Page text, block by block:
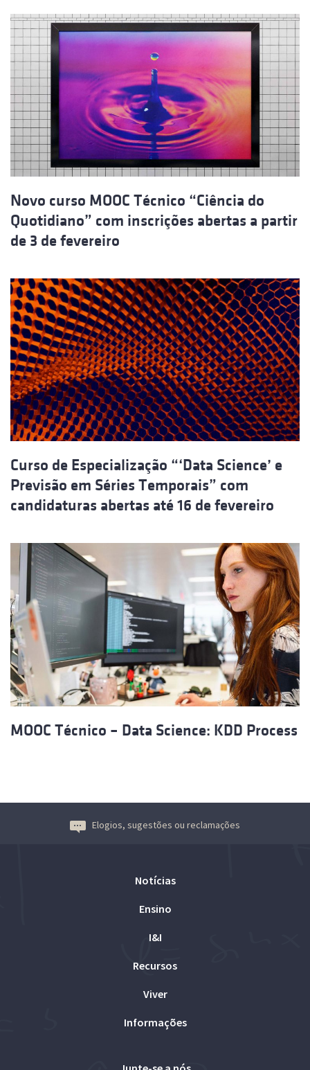
Novo curso MOOC Técnico “Ciência do
Quotidiano” com inscrições abertas a partir
de 3 de fevereiro
Curso de Especialização “‘Data Science’ e
Previsão em Séries Temporais” com
candidaturas abertas até 16 de fevereiro
MOOC Técnico – Data Science: KDD Process
Elogios, sugestões ou reclamações
Notícias
Ensino
I&I
Recursos
Viver
Informações